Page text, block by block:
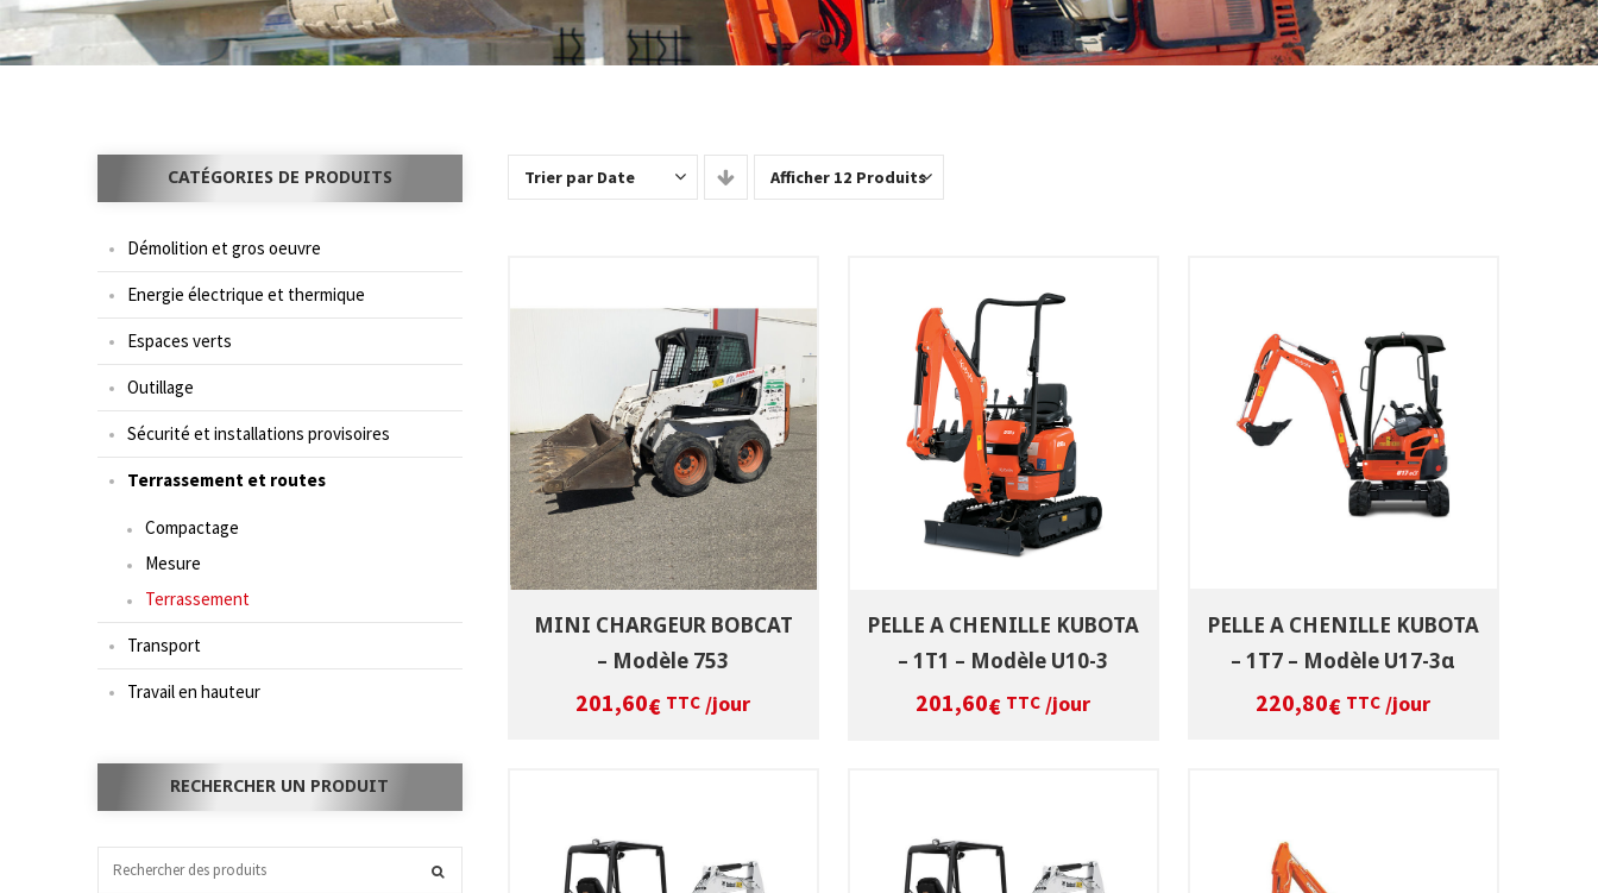
Trier par Date Afficher 12 Produits
SÉLECTIONNEZ LES DATES
VOIR LE PRODUIT
MINI CHARGEUR BOBCAT
– Modèle 753
201,60€ TTC /jour
SÉLECTIONNEZ LES DATES
VOIR LE PRODUIT
PELLE A CHENILLE KUBOTA
– 1T1 – Modèle U10-3
201,60€ TTC /jour
SÉLECTIONNEZ LES DATES
VOIR LE PRODUIT
PELLE A CHENILLE KUBOTA
– 1T7 – Modèle U17-3α
220,80€ TTC /jour
CATÉGORIES DE PRODUITS
Démolition et gros oeuvre
Energie électrique et thermique
Espaces verts
Outillage
Sécurité et installations provisoires
Terrassement et routes
Compactage
Mesure
Terrassement
Transport
Travail en hauteur
RECHERCHER UN PRODUIT